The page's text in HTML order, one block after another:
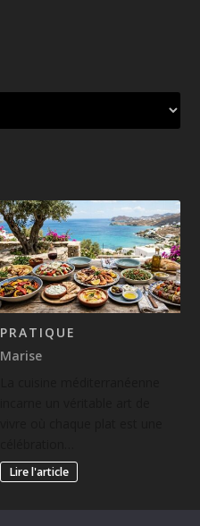
PRATIQUE
Marise
Lire l'article